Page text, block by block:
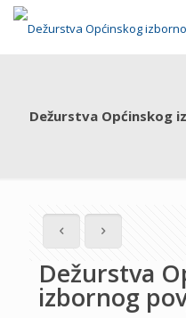
Dežurstva Općinskog
Dežurstva
izbornog